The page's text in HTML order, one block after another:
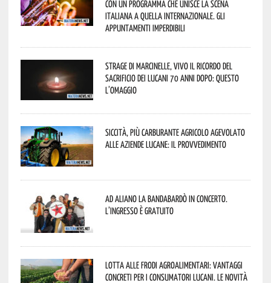
con un programma che unisce la scena
italiana a quella internazionale. Gli
appuntamenti imperdibili
Strage di Marcinelle, vivo il ricordo del
sacrificio dei lucani 70 anni dopo: questo
l’omaggio
Siccità, più carburante agricolo agevolato
alle aziende lucane: il provvedimento
Ad Aliano la Bandabardò in concerto.
L’ingresso è gratuito
Lotta alle frodi agroalimentari: vantaggi
concreti per i consumatori lucani. Le novità